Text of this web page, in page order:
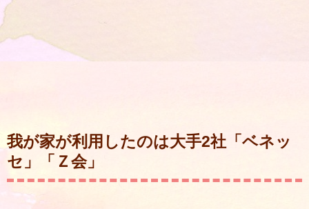
我が家が利用したのは大手2社「ベネッ
セ」「Ｚ会」